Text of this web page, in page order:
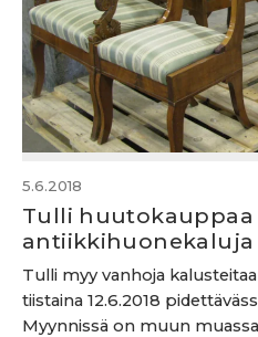
5.6.2018
Tulli huutokauppaa
antiikkihuonekaluja
Tulli myy vanhoja
tiistaina 12.6.2018
Myynnissä on muun